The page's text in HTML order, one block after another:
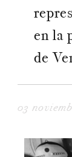
en la
de
03